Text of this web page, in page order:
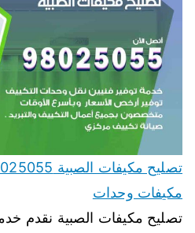
مكيفات وحدات